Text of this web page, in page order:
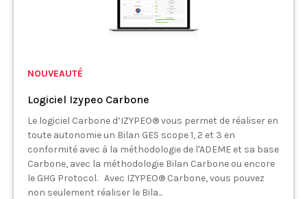
NOUVEAUTÉ
Logiciel Izypeo Carbone
Le logiciel Carbone d’IZYPEO® vous permet de réaliser en
toute autonomie un Bilan GES scope 1, 2 et 3 en
conformité avec à la méthodologie de l'ADEME et sa base
Carbone, avec la méthodologie Bilan Carbone ou encore
le GHG Protocol. Avec IZYPEO® Carbone, vous pouvez
non seulement réaliser le Bila...